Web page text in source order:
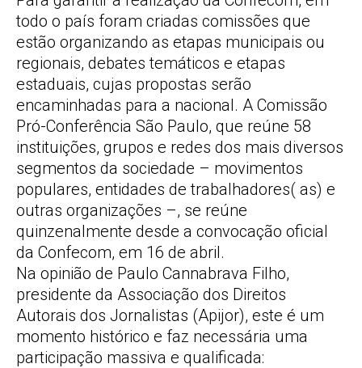
todo o país foram criadas comissões que
estão organizando as etapas municipais ou
regionais, debates temáticos e etapas
estaduais, cujas propostas serão
encaminhadas para a nacional. A Comissão
Pró-Conferência São Paulo, que reúne 58
instituições, grupos e redes dos mais diversos
segmentos da sociedade – movimentos
populares, entidades de trabalhadores( as) e
outras organizações –, se reúne
quinzenalmente desde a convocação oficial
da Confecom, em 16 de abril.
Na opinião de Paulo Cannabrava Filho,
presidente da Associação dos Direitos
Autorais dos Jornalistas (Apijor), este é um
momento histórico e faz necessária uma
participação massiva e qualificada: